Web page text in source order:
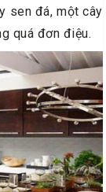
sen đá, một cây
quá đơn điệu.